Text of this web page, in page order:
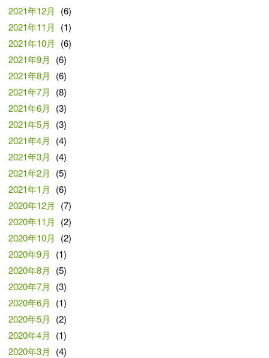
2021年12月
(6)
2021年11月
(1)
2021年10月
(6)
2021年9月
(6)
2021年8月
(6)
2021年7月
(8)
2021年6月
(3)
2021年5月
(3)
2021年4月
(4)
2021年3月
(4)
2021年2月
(5)
2021年1月
(6)
2020年12月
(7)
2020年11月
(2)
2020年10月
(2)
2020年9月
(1)
2020年8月
(5)
2020年7月
(3)
2020年6月
(1)
2020年5月
(2)
2020年4月
(1)
2020年3月
(4)